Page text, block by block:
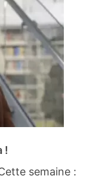
!
semaine :